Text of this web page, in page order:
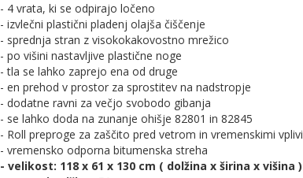
- 4 vrata, ki se odpirajo ločeno
- izvlečni plastični pladenj olajša čiščenje
- sprednja stran z visokokakovostno mrežico
- po višini nastavljive plastične noge
- tla se lahko zaprejo ena od druge
- en prehod v prostor za sprostitev na nadstropje
- dodatne ravni za večjo svobodo gibanja
- se lahko doda na zunanje ohišje 82801 in 82845
- Roll preproge za zaščito pred vetrom in vremenskimi vplivi
- vremensko odporna bitumenska streha
- velikost: 118 x 61 x 130 cm ( dolžina x širina x višina )